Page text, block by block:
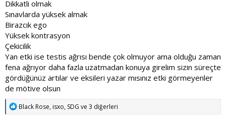
Dikkatli olmak
Sınavlarda yüksek almak
Birazcık ego
Yüksek kontrasyon
Çekicilik
Yan etki ise testis ağrısı bende çok olmuyor ama olduğu zaman
fena ağrıyor daha fazla uzatmadan konuya girelim sizin süreçte
gördüğünüz artılar ve eksileri yazar mısınız etki görmeyenler
de mötive olsun
T
Black Rose,isxo, SDG ve 3 diğerleri